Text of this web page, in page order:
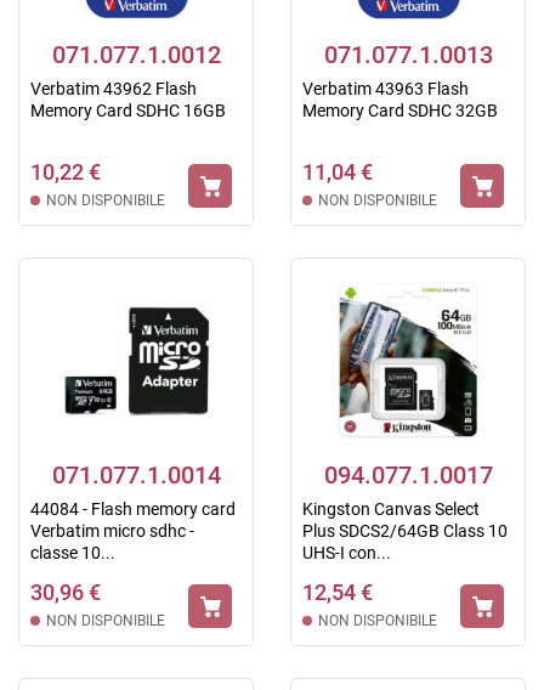
071.077.1.0012
Verbatim 43962 Flash
Memory Card SDHC 16GB
10,22 €
NON DISPONIBILE
071.077.1.0013
Verbatim 43963 Flash
Memory Card SDHC 32GB
11,04 €
NON DISPONIBILE
071.077.1.0014
44084 - Flash memory card
Verbatim micro sdhc -
classe 10...
30,96 €
NON DISPONIBILE
094.077.1.0017
Kingston Canvas Select
Plus SDCS2/64GB Class 10
UHS-I con...
12,54 €
NON DISPONIBILE